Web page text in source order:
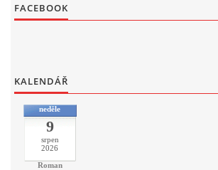
FACEBOOK
KALENDÁŘ
neděle
9
srpen
2026
Roman